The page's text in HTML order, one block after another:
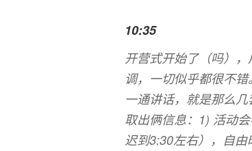
10:35
开营式开始了（吗）
调，一切似乎都很不
一通讲话，就是那么
取出俩信息：1) 活动
迟到3:30左右），自由